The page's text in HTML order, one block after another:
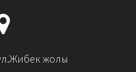
жолы